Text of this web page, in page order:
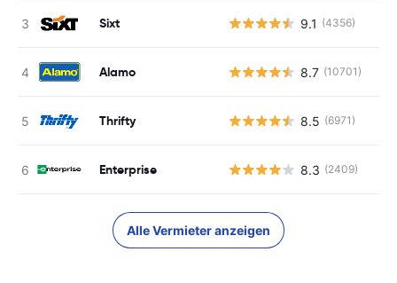
Sixt 9.1 (4356)
Alamo 8.7 (10701)
Thrifty 8.5 (6971)
Enterprise 8.3 (2409)
Alle Vermieter anzeigen